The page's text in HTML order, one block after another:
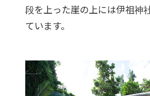
段を上った崖の上には伊祖神
ています。